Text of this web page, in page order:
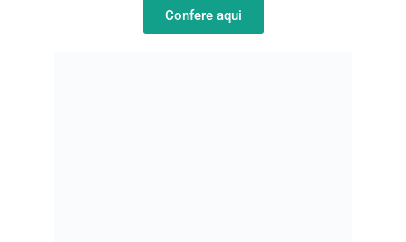
Confere aqui